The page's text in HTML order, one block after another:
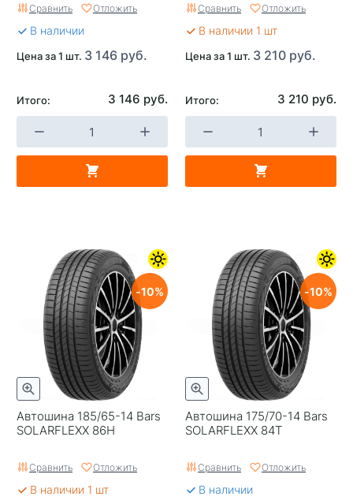
Сравнить Отложить
В наличии
Цена за 1 шт. 3 146 руб.
Итого: 3 146 руб.
Сравнить Отложить
В наличии 1 шт
Цена за 1 шт. 3 210 руб.
Итого: 3 210 руб.
Автошина 185/65-14 Bars
SOLARFLEXX 86H
10
Сравнить Отложить
В наличии 1 шт
Автошина 175/70-14 Bars
SOLARFLEXX 84T
10
Сравнить Отложить
В наличии